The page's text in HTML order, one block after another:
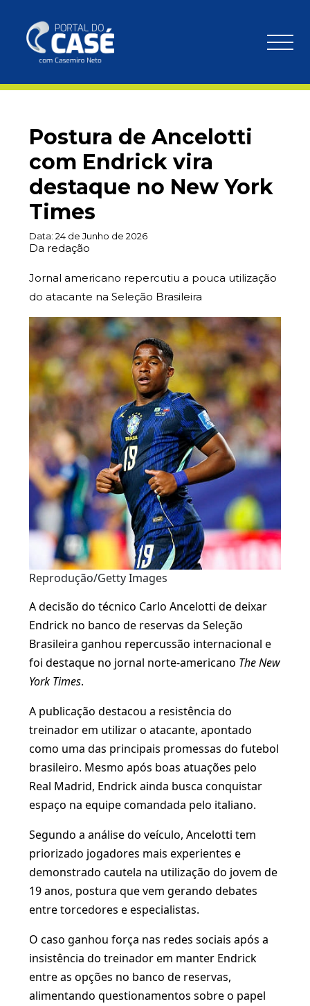
Postura de Ancelotti
com Endrick vira
destaque no New York
Times
Data: 24 de Junho de 2026
Da redação
Jornal americano repercutiu a pouca utilização
do atacante na Seleção Brasileira
Reprodução/Getty Images
A decisão do técnico Carlo Ancelotti de deixar
Endrick no banco de reservas da Seleção
Brasileira ganhou repercussão internacional e
foi destaque no jornal norte-americano The New
York Times.
A publicação destacou a resistência do
treinador em utilizar o atacante, apontado
como uma das principais promessas do futebol
brasileiro. Mesmo após boas atuações pelo
Real Madrid, Endrick ainda busca conquistar
espaço na equipe comandada pelo italiano.
Segundo a análise do veículo, Ancelotti tem
priorizado jogadores mais experientes e
demonstrado cautela na utilização do jovem de
19 anos, postura que vem gerando debates
entre torcedores e especialistas.
O caso ganhou força nas redes sociais após a
insistência do treinador em manter Endrick
entre as opções no banco de reservas,
alimentando questionamentos sobre o papel